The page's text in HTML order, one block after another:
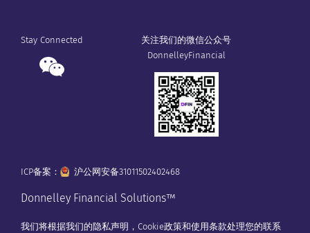
Stay Connected
关注我们的微信公众号
DonnelleyFinancial
ICP备案： 沪公网安备31011502402468
Donnelley Financial Solutions™
我们将根据我们的隐私声明 ， Cookie政策和使用条款处理您的联系